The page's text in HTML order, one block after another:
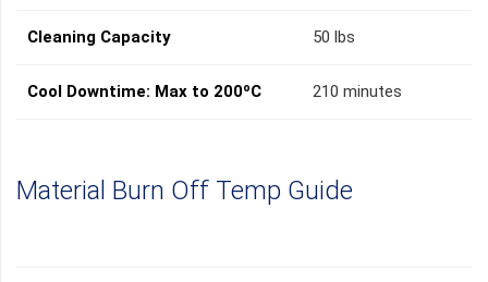
Cleaning Capacity 50 lbs
Cool Downtime: Max to 200ºC 210 minutes
Material Burn Off Temp Guide